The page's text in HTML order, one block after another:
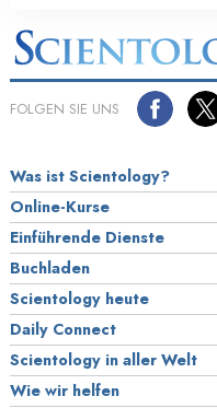
FOLGEN SIE UNS
Was ist Scientology?
Online-Kurse
Einführende Dienste
Buchladen
Scientology heute
Daily Connect
Scientology in aller Welt
Wie wir helfen